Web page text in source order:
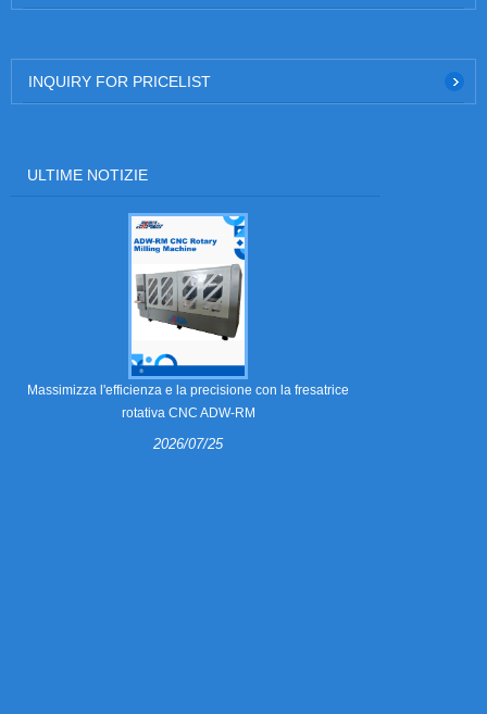
INQUIRY FOR PRICELIST
ULTIME NOTIZIE
Massimizza l'efficienza e la precisione con la fresatrice
rotativa CNC ADW-RM
2026/07/25